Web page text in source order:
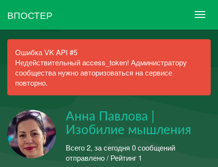
ВПОСТЕР
Ошибка VK API #5
Недействительный access_token! Администратору
сообщества нужно авторизоваться на сервисе
повторно.
Анна Павлова |
Изобилие мышления
Всего 2, за сегодня 0 сообщений
отправлено / Рейтинг 1